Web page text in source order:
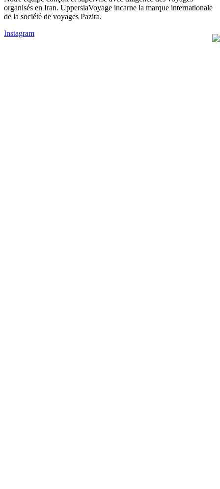
organisés en Iran. UppersiaVoyage incarne la marque internationale
de la société de voyages Pazira.
Instagram